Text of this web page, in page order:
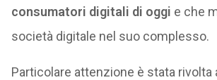
consumatori digitali di oggi e che
società digitale nel suo complesso.
Particolare attenzione è stata rivolta